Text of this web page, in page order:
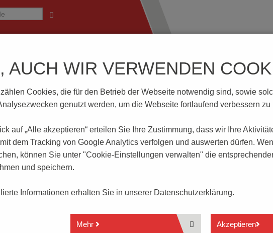
Prüftechnik Wissenswertes Download | Service
STL950/..-5.0-V-GRÜN-HC
GRÜN-HC
Rastermaß 5.0 mm
Hochstrom Stiftleiste bis 16 A
AUCH WIR VERWENDEN
Cookies, die für den Betrieb der Webseite notwendig sind, sowie
genutzt werden, um die Webseite fortlaufend verbessern zu
auf „Alle akzeptieren“ erteilen Sie Ihre Zustimmung, dass wir Ihre
dem Tracking von Google Analytics verfolgen und auswerten dürfen.
können Sie unter "Cookie-Einstellungen verwalten" die
und speichern.
Informationen erhalten Sie in unserer Datenschutzerklärung.
Mehr Akzeptieren